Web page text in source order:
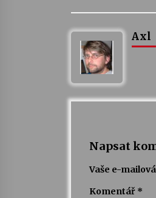
Axl
Napsat
Vaše e-
Komentář *